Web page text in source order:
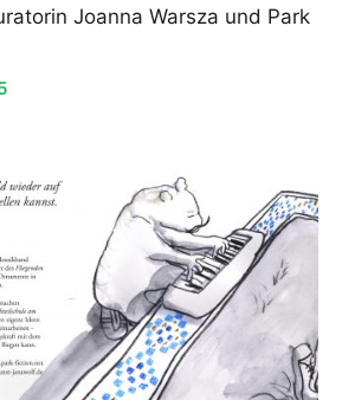
Joanna Warsza und Park